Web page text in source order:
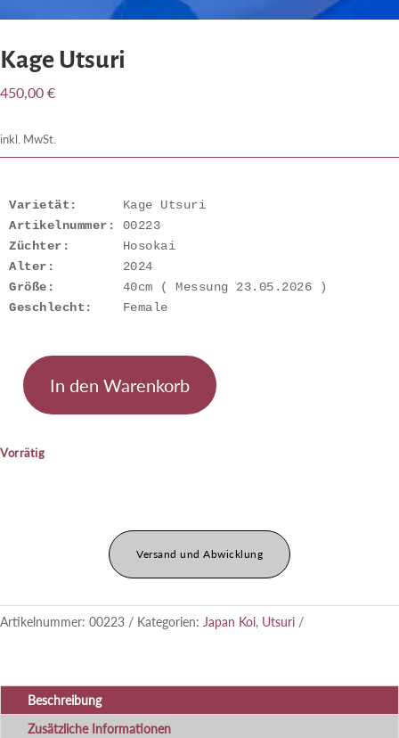
Kage Utsuri
450,00 €
inkl. MwSt.
Varietät:
Artikelnummer:
Züchter:
Alter:
Größe:
Geschlecht:
    Female
Kage
In den Warenkorb
Vorrätig
Versand und Abwicklung
Artikelnummer: 00223 Kategorien: Japan Koi, Utsuri
Beschreibung
Zusätzliche Informationen